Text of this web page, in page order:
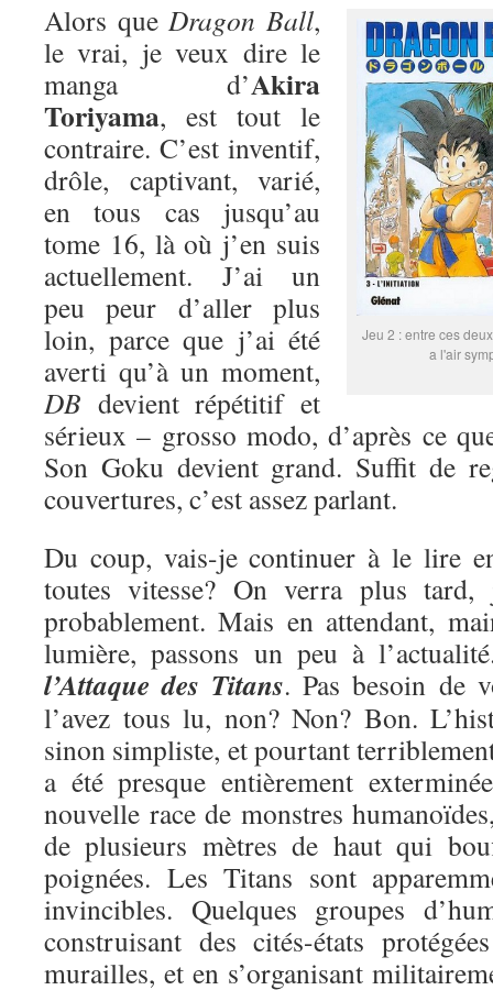
Jeu 2 : entre ces
a l'air
Alors queDragon Ball,
le vrai, je veux dire le
manga d’Akira
Toriyama, est tout le
contraire. C’est inventif,
drôle, captivant, varié,
en tous cas jusqu’au
tome 16, là où j’en suis
actuellement. J’ai un
peu peur d’aller plus
loin, parce que j’ai été
averti qu’à un moment,
DB devient répétitif et
sérieux – grosso modo, d’après ce
Son Goku devient grand. Suffit de
couvertures, c’est assez parlant.
Du coup, vais-je continuer à le lire
toutes vitesse? On verra plus
probablement. Mais en attendant,
lumière, passons un peu à
l’Attaque des Titans. Pas besoin de
l’avez tous lu, non? Non? Bon.
sinon simpliste, et pourtant
a été presque entièrement
nouvelle race de monstres
de plusieurs mètres de haut qui
poignées. Les Titans sont
invincibles. Quelques groupes
construisant des cités-états
murailles, et en s’organisant